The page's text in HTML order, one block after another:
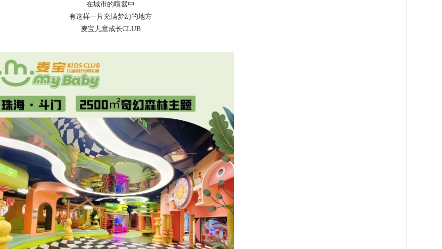
在城市的喧嚣中
有这样一片充满梦幻的地方
麦宝儿童成长CLUB